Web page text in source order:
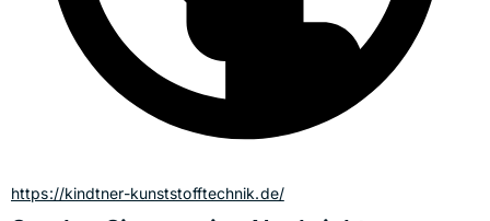
https://kindtner-kunststofftechnik.de/